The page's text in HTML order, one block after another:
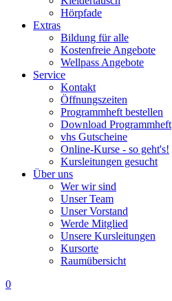
Hörpfade
Extras
Bildung für alle
Kostenfreie Angebote
Wellpass Angebote
Service
Kontakt
Öffnungszeiten
Programmheft bestellen
Download Programmheft
vhs Gutscheine
Online-Kurse - so geht's!
Kursleitungen gesucht
Über uns
Wer wir sind
Unser Team
Unser Vorstand
Werde Mitglied
Unsere Kursleitungen
Kursorte
Raumübersicht
0